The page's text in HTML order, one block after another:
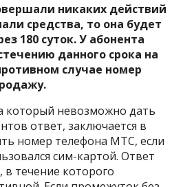
никаких действий
средства, то она будет
180 суток. У абонента
данного срока на
случае номер
который невозможно дать
ответ, заключается в
номер телефона МТС, если
сим-картой. Ответ
течение которого